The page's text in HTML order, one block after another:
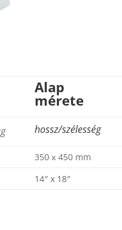
Alap
mérete
hossz/szélesség
350 х 450 mm
14″ x 18″